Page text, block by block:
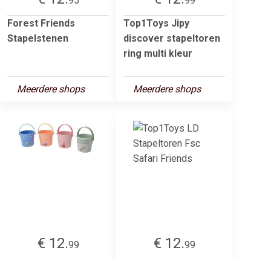
Forest Friends
Stapelstenen
Meerdere shops
Top1Toys Jipy
discover stapeltoren
ring multi kleur
Meerdere shops
€ 12.99
€ 12.99